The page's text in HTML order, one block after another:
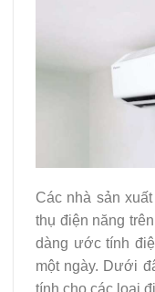
Các nhà sản
thụ điện năng
dàng ước tính
một ngày. Dưới